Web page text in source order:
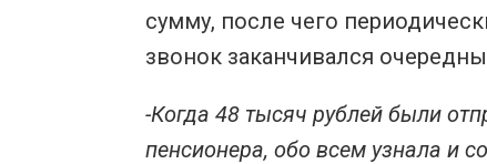
сумму, после чего
звонок заканчивался
-Когда 48 тысяч рублей были
пенсионера, обо всем узнала и